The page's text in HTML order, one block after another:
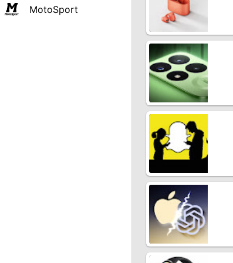
MotoSport